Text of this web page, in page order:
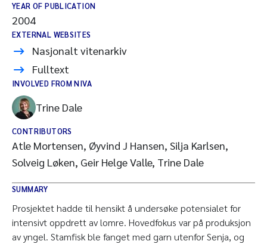
YEAR OF PUBLICATION
2004
EXTERNAL WEBSITES
Nasjonalt vitenarkiv
Fulltext
INVOLVED FROM NIVA
Trine Dale
CONTRIBUTORS
Atle Mortensen, Øyvind J Hansen, Silja Karlsen,
Solveig Løken, Geir Helge Valle, Trine Dale
SUMMARY
Prosjektet hadde til hensikt å undersøke potensialet for
intensivt oppdrett av lomre. Hovedfokus var på produksjon
av yngel. Stamfisk ble fanget med garn utenfor Senja, og